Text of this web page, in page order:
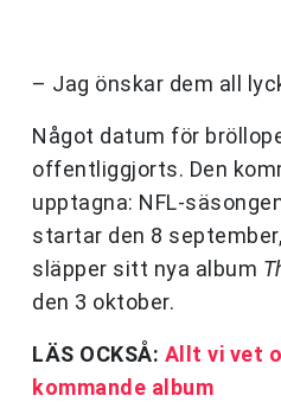
– Jag önskar dem all
Något datum för
offentliggjorts. Den
upptagna: NFL-
startar den 8
släpper sitt nya album
den 3 oktober.
LÄS OCKSÅ: Allt vi vet
kommande album